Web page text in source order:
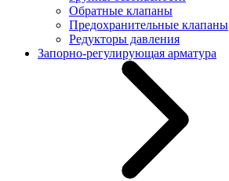
Обратные клапаны
Предохранительные клапаны
Редукторы давления
Запорно-регулирующая арматура